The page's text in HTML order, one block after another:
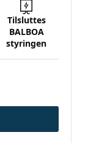
Tilsluttes
BALBOA
styringen